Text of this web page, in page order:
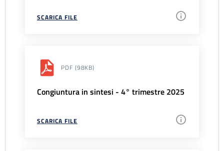
SCARICA FILE
PDF (98KB)
Congiuntura in sintesi - 4° trimestre 2025
SCARICA FILE